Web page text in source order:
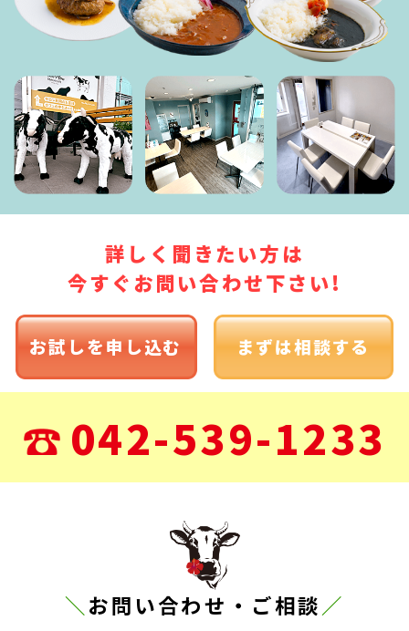
詳しく聞きたい方は
今すぐお問い合わせ下さい!
お試しを申し込む まずは相談する
042-539-1233
＼ お問い合わせ・ご相談 ／